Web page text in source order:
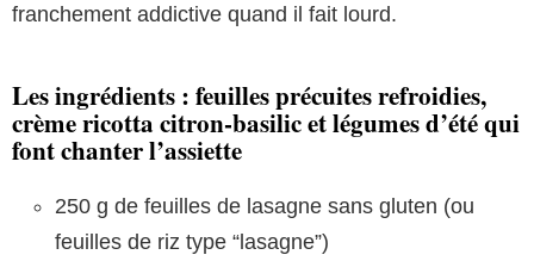
franchement addictive quand il fait lourd.
Les ingrédients : feuilles précuites refroidies,
crème ricotta citron-basilic et légumes d’été qui
font chanter l’assiette
250 g de feuilles de lasagne sans gluten (ou
feuilles de riz type “lasagne”)